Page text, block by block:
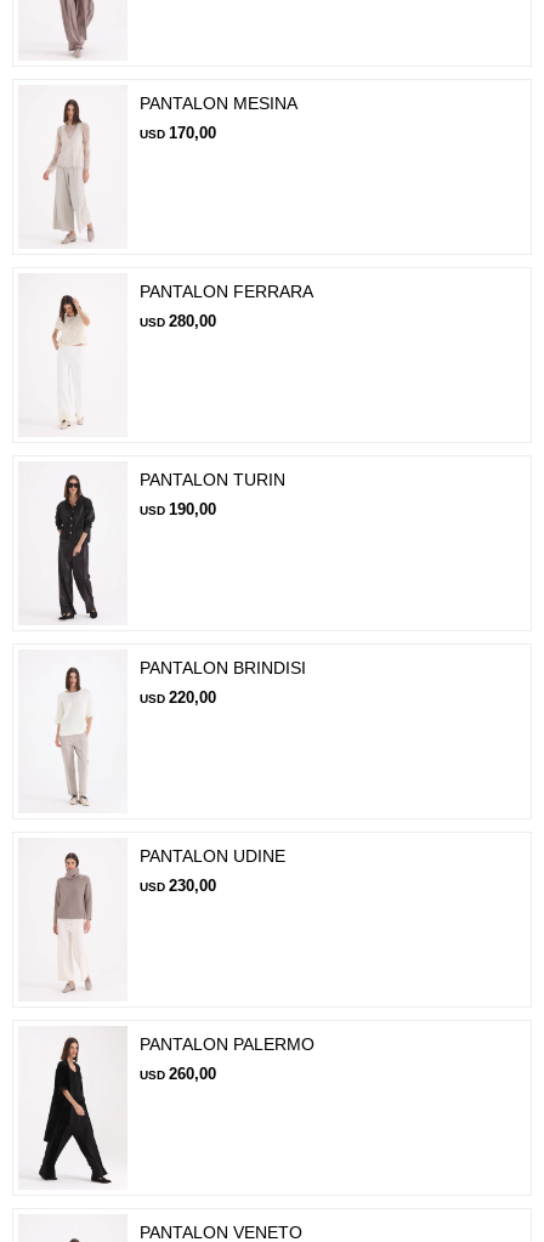
PANTALON MESINA
USD 170,00
PANTALON FERRARA
USD 280,00
PANTALON TURIN
USD 190,00
PANTALON BRINDISI
USD 220,00
PANTALON UDINE
USD 230,00
PANTALON PALERMO
USD 260,00
PANTALON VENETO